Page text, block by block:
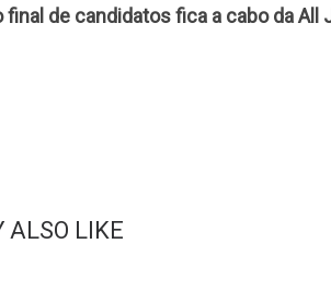
de candidatos fica a cabo da All
ALSO LIKE